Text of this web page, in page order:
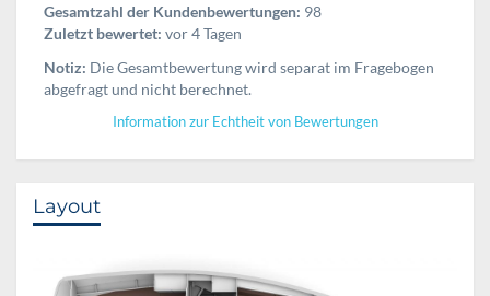
Gesamtzahl der Kundenbewertungen: 98
Zuletzt bewertet: vor 4 Tagen
Notiz: Die Gesamtbewertung wird separat im Fragebogen
abgefragt und nicht berechnet.
Information zur Echtheit von Bewertungen
Layout